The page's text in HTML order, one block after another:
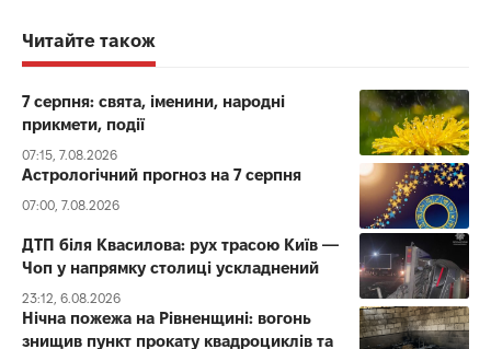
Читайте також
7 серпня: свята, іменини, народні
прикмети, події
07:15, 7.08.2026
Астрологічний прогноз на 7 серпня
07:00, 7.08.2026
ДТП біля Квасилова: рух трасою Київ —
Чоп у напрямку столиці ускладнений
23:12, 6.08.2026
Нічна пожежа на Рівненщині: вогонь
знищив пункт прокату квадроциклів та